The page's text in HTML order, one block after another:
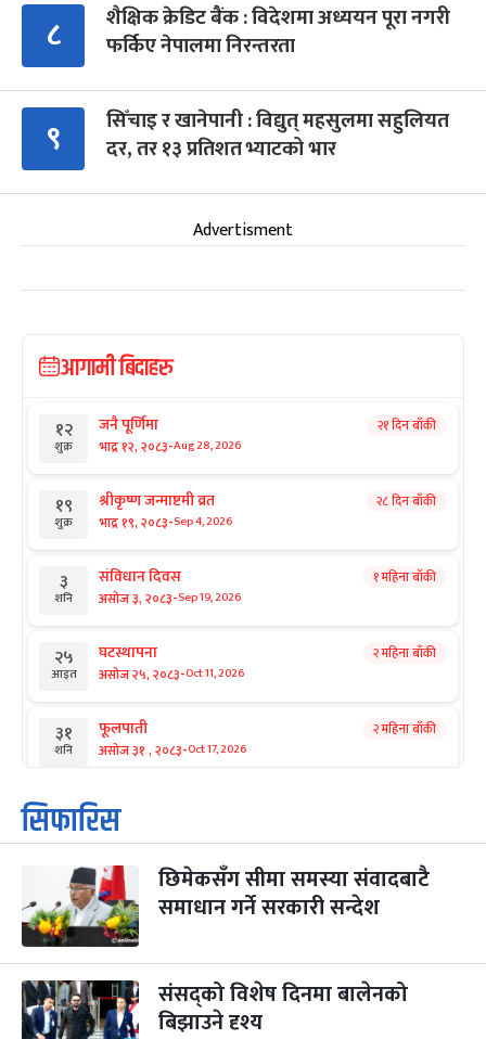
८
शैक्षिक क्रेडिट बैंक : विदेशमा अध्ययन पूरा नगरी
फर्किए नेपालमा निरन्तरता
९
सिँचाइ र खानेपानी : विद्युत् महसुलमा सहुलियत
दर, तर १३ प्रतिशत भ्याटको भार
Advertisment
आगामी बिदाहरु
१२
शुक्र
जनै पूर्णिमा
भाद्र १२, २०८३-Aug 28, 2026
२१ दिन बाँकी
१९
शुक्र
श्रीकृष्ण जन्माष्टमी व्रत
भाद्र १९, २०८३-Sep 4, 2026
२८ दिन बाँकी
३
शनि
संविधान दिवस
असोज ३, २०८३-Sep 19, 2026
१ महिना बाँकी
२५
आइत
घटस्थापना
असोज २५, २०८३-Oct 11, 2026
२ महिना बाँकी
३१
शनि
फूलपाती
असोज ३१ , २०८३-Oct 17, 2026
२ महिना बाँकी
१
आइत
कार्तिक सङ्क्रान्ति
कार्तिक १, २०८३
३
मंगल
महानवमी
कार्तिक ३, २०८३-Oct 20, 2026
२ महिना बाँकी
४
बुध कार्तिक ४, २०८३ Oct 21, 2026
पापा‌ङ्कुशा एकादशी व्रत
सिफारिस
छिमेकसँग सीमा समस्या संवादबाटै
समाधान गर्ने सरकारी सन्देश
संसद्को विशेष दिनमा बालेनको
बिझाउने दृश्य